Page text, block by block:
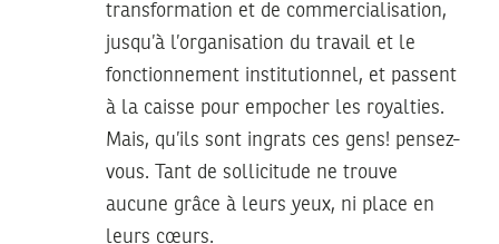
transformation et de commercialisation,
jusqu’à l’organisation du travail et le
fonctionnement institutionnel, et passent
à la caisse pour empocher les royalties.
Mais, qu’ils sont ingrats ces gens! pensez-
vous. Tant de sollicitude ne trouve
aucune grâce à leurs yeux, ni place en
leurs cœurs.